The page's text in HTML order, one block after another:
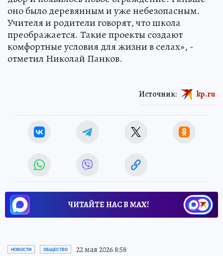
оно было деревянным и уже небезопасным.
Учителя и родители говорят, что школа
преображается. Такие проекты создают
комфортные условия для жизни в селах», -
отметил Николай Панков.
Источник: kp.ru
ЧИТАЙТЕ НАС В МАХ!
НОВОСТИ ОБЩЕСТВО 22 мая 2026 8:58